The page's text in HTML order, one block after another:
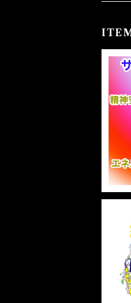
キー
金運
恋愛
干支
子 Rat
牛 Ox
寅
卯 Rabit
辰
巳
ブレ
恋愛
仕事
人間
自己
裁判
人間
自己実
スピ
人間
仕事
人間関係
恋愛
護身
パウ
恋愛
金運
人間関
自己
スピリ
バス
護身
恋愛
金運
人間
バス
恋愛
白魔
アミ
バ
et
リ